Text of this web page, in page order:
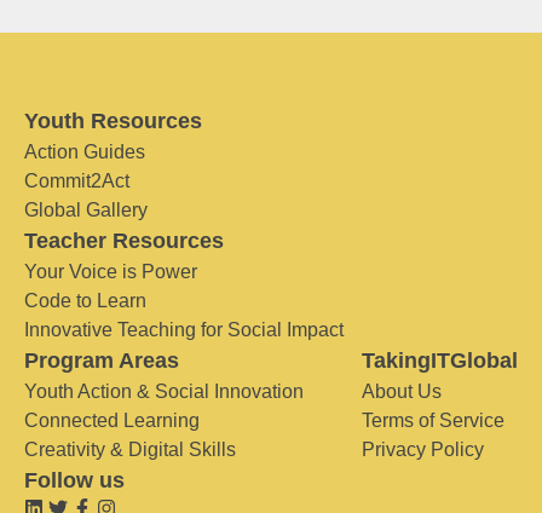
Youth Resources
Action Guides
Commit2Act
Global Gallery
Teacher Resources
Your Voice is Power
Code to Learn
Innovative Teaching for Social Impact
Program Areas
Youth Action & Social Innovation
Connected Learning
Creativity & Digital Skills
TakingITGlobal
About Us
Terms of Service
Privacy Policy
Follow us